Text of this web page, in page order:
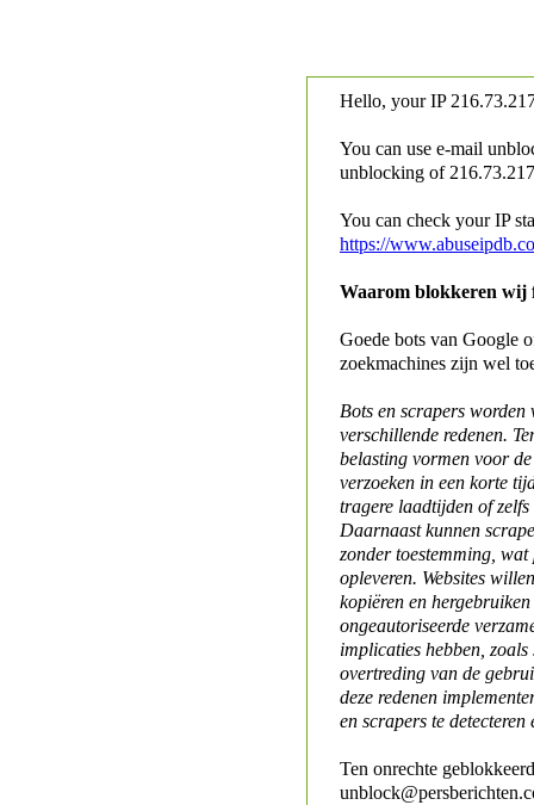
Hello, your IP
You can use e-mail
unblocking of
You can check your IP
https://
Waarom blokkeren wij
Goede bots van Google
zoekmachines zijn wel
Bots en scrapers worden
verschillende redenen.
belasting vormen voor
verzoeken in een korte
tragere laadtijden of
Daarnaast kunnen
zonder toestemming,
opleveren. Websites
kopiëren en
ongeautoriseerde
implicaties hebben,
overtreding van de
deze redenen
en scrapers te detecteren
Ten onrechte